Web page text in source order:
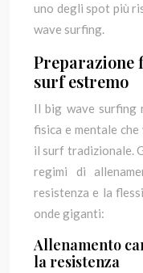
uno degli spot più
wave surfing.
Preparazione
surf estremo
Il big wave surfing
fisica e mentale
il surf tradizionale.
regimi di
resistenza e la
onde giganti:
Allenamento
la resistenza